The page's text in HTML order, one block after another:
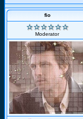
fio
Moderator